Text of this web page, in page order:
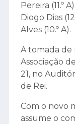
Pereira (11.º
Diogo Dias
Alves (10.º A).
A tomada de
Associação
21, no
de Rei.
Com o novo
assume o